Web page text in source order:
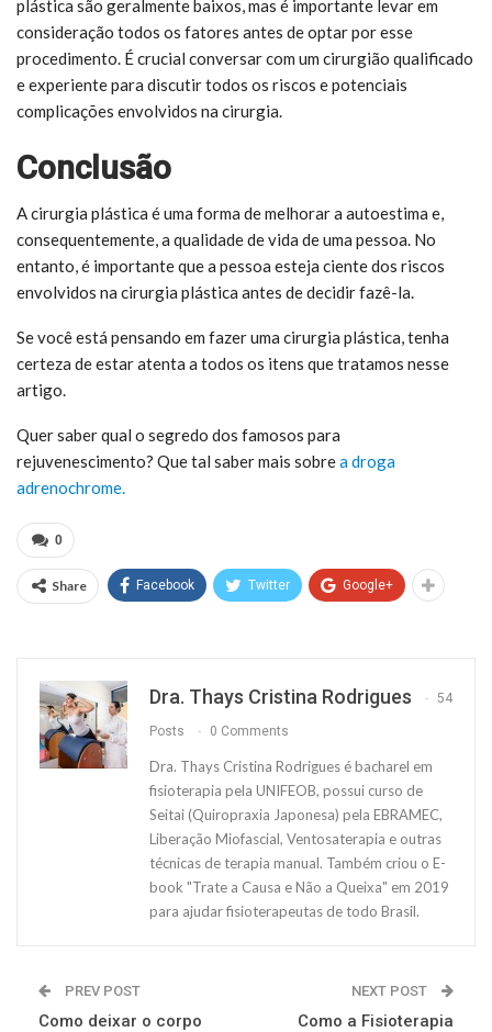
plástica são geralmente baixos, mas é importante levar em
consideração todos os fatores antes de optar por esse
procedimento. É crucial conversar com um cirurgião qualificado
e experiente para discutir todos os riscos e potenciais
complicações envolvidos na cirurgia.
Conclusão
A cirurgia plástica é uma forma de melhorar a autoestima e,
consequentemente, a qualidade de vida de uma pessoa. No
entanto, é importante que a pessoa esteja ciente dos riscos
envolvidos na cirurgia plástica antes de decidir fazê-la.
Se você está pensando em fazer uma cirurgia plástica, tenha
certeza de estar atenta a todos os itens que tratamos nesse
artigo.
Quer saber qual o segredo dos famosos para
rejuvenescimento? Que tal saber mais sobrea droga
adrenochrome.
0
Share Facebook Twitter Google+
Dra. Thays Cristina Rodrigues 54
Posts 0 Comments
Dra. Thays Cristina Rodrigues é bacharel em
fisioterapia pela UNIFEOB, possui curso de
Seitai (Quiropraxia Japonesa) pela EBRAMEC,
Liberação Miofascial, Ventosaterapia e outras
técnicas de terapia manual. Também criou o E-
book "Trate a Causa e Não a Queixa" em 2019
para ajudar fisioterapeutas de todo Brasil.
PREV POST
Como deixar o corpo
NEXT POST
Como a Fisioterapia